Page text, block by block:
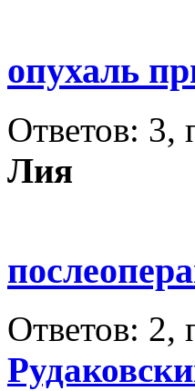
опухаль
Ответов: 3,
Лия
Ответов: 2,